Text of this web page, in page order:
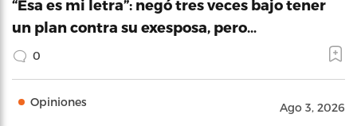
“Esa es mi letra”: negó tres veces bajo tener
un plan contra su exesposa, pero…
0
Opiniones Ago 3, 2026